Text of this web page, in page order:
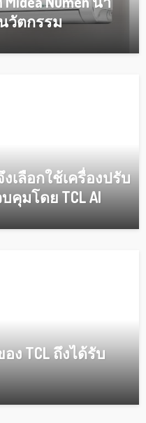
วัตกรรม
เลือกใช้เครื่องปรับ
คุมโดย TCL AI
ง TCL ถึงได้รับ